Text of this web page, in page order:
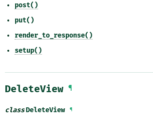
post()
put()
render_to_response()
setup()
DeleteView ¶
classDeleteView ¶